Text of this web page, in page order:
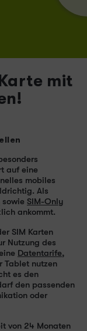
mit
auf eine
mobiles
Als
sowie SIM-Only
ankommt.
SIM Karten
Nutzung des
Datentarife,
Tablet nutzen
es den
den passenden
oder
von 24 Monaten